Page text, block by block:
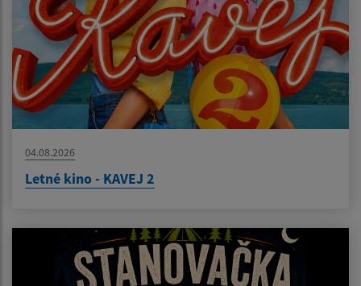
04.08.2026
Letné kino - KAVEJ 2